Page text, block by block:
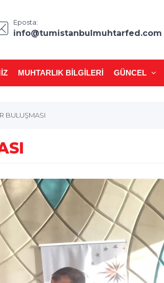
Eposta:
info@tumistanbulmuhtarfed.com
MUHTARLIK BILGILERI GÜNCEL
BULUŞMASI